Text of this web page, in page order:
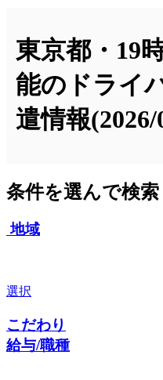
東京都・19
能のドライ
遣情報
条件を選んで検索
地域
選択
こだわり
給与/職種